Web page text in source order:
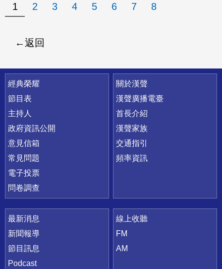
1 2 3 4 5 6 7 8
返回
快速連結
經典榮耀
節目表
主持人
政府資訊公開
意見信箱
常見問題
電子投票
問卷調查
關於漢聲
漢聲廣播電臺
首長介紹
漢聲家族
交通指引
頻率資訊
最新消息
新聞報導
節目訊息
Podcast
線上收聽
FM
AM